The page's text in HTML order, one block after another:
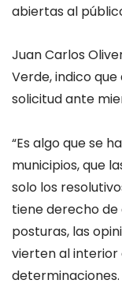
abiertas al
Juan Carlos
Verde, indico
solicitud ante
“Es algo que se
municipios, que
solo los
tiene derecho de
posturas, las
vierten al interior
determinaciones.